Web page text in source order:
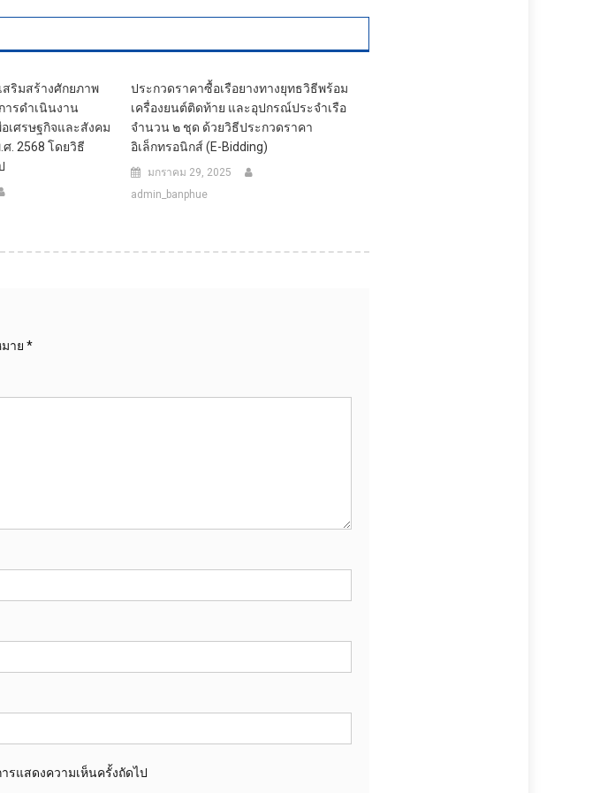
สริมสร้างศักยภาพ
รดำเนินงาน
เศรษฐกิจและสังคม
. 2568 โดยวิธี
ประกวดราคาซื้อเรือยางทางยุทธวิธีพร้อม
เครื่องยนต์ติดท้าย และอุปกรณ์ประจำเรือ
จำนวน ๒ ชุด ด้วยวิธีประกวดราคา
อิเล็กทรอนิกส์ (e-Bidding)
มกราคม 29, 2025
admin_banphue
าย *
รแสดงความเห็นครั้งถัดไป